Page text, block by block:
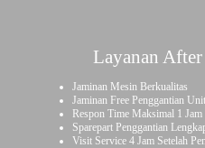
Layanan
Jaminan Mesin Berkualitas
Jaminan Free Penggantian Unit
Respon Time Maksimal 1 Jam
Sparepart Penggantian
Visit Service 4 Jam Setelah